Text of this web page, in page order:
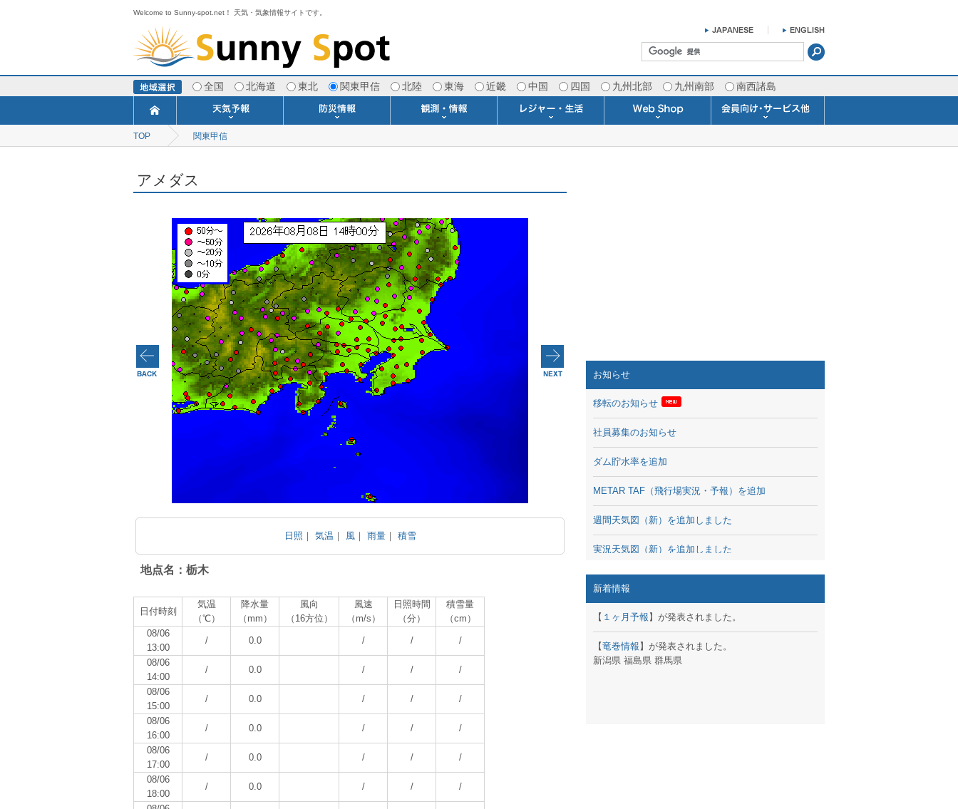
Welcome to Sunny-spot.net！ 天気・気象情報サイトです。
全国 北海道 東北 関東甲信 北陸 東海 近畿 中国 四国 九州北部 九州南部 南西諸島
TOPICS
分布予報
今日明日の天気
ポイント予報
週間天気予報
1ヶ月予報
3ヶ月予報
寒・暖候期予報
世界の天気
海上予報
TOP 関東甲信
アメダス
日照 ｜ 気温 ｜ 風｜ 雨量｜ 積雪
地点名：栃木
日付時刻
気温
（℃）
降水量
（mm）
風向
（16方位）
風速
（m/s）
日照時間
（分）
積雪量
（cm）
08/06
13:00
/ 0.0 / / /
08/06
14:00
/ 0.0 / / /
08/06
15:00
/ 0.0 / / /
08/06
16:00
/ 0.0 / / /
08/06
17:00
/ 0.0 / / /
08/06
18:00
/ 0.0 / / /
お知らせ
移転のお知らせ
社員募集のお知らせ
ダム貯水率を追加
METAR TAF（飛行場実況・予報）を追加
週間天気図（新）を追加しました
実況天気図（新）を追加しました
潮汐・日出没、パワーアップ＆リニューアル
新着情報
【 １ヶ月予報 】が発表されました。
【竜巻情報 】が発表されました。
新潟県 福島県 群馬県